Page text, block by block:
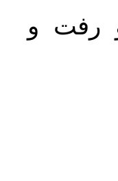
رفت و